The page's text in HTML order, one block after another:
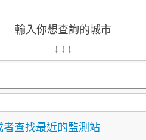
輸入你想查詢的城市
↓ ↓ ↓
者查找最近的監測站